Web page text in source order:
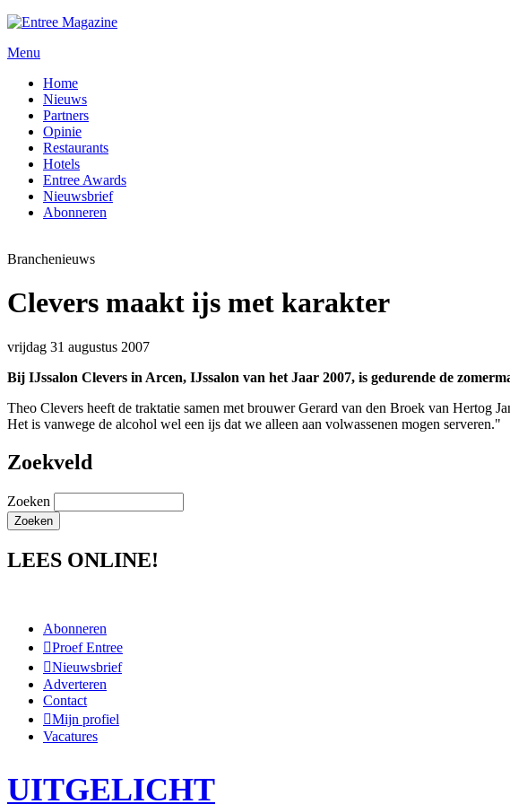
Menu
Home
Nieuws
Partners
Opinie
Restaurants
Hotels
Entree Awards
Nieuwsbrief
Abonneren
Branchenieuws
Clevers maakt ijs met karakter
vrijdag 31 augustus 2007
Bij IJssalon Clevers in Arcen, IJssalon van het Jaar 2007, is gedurende de
Theo Clevers heeft de traktatie samen met brouwer Gerard van den Broek van
Het is vanwege de alcohol wel een ijs dat we alleen aan volwassenen mogen serveren."
Zoekveld
Zoeken
LEES ONLINE!
Abonneren
Proef Entree
Nieuwsbrief
Adverteren
Contact
Mijn profiel
Vacatures
UITGELICHT